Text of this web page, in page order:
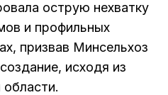
острую нехватку
и профильных
призвав Минсельхоз
исходя из